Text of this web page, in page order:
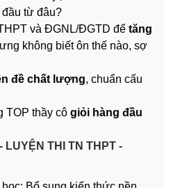
từ đâu?
và ĐGNL/ĐGTD để tăng
không biết ôn thế nào, sợ
đề chất lượng, chuẩn cấu
TOP thầy cô giỏi hàng đầu
LUYỆN THI TN THPT -